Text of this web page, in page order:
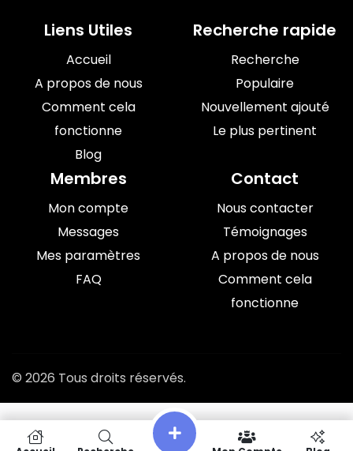
Liens Utiles
Accueil
A propos de nous
Comment cela
fonctionne
Blog
Recherche rapide
Recherche
Populaire
Nouvellement ajouté
Le plus pertinent
Membres
Mon compte
Messages
Mes paramètres
FAQ
Contact
Nous contacter
Témoignages
A propos de nous
Comment cela
fonctionne
© 2026 Tous droits réservés.